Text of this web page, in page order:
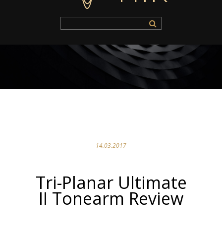
14.03.2017
Tri-Planar Ultimate
II Tonearm Review